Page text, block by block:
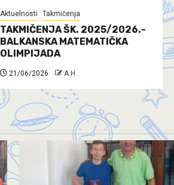
Aktuelnosti Takmičenja
TAKMIČENJA ŠK. 2025/2026.-
BALKANSKA MATEMATIČKA
OLIMPIJADA
21/06/2026 A.H.